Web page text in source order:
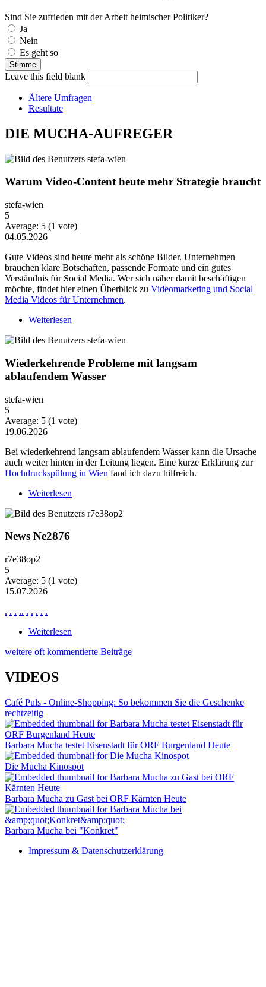
Sind Sie zufrieden mit der Arbeit heimischer Politiker?
Auswahlmöglichkeiten
Ja
Nein
Es geht so
Leave this field blank
Ältere Umfragen
Resultate
DIE MUCHA-AUFREGER
Warum Video-Content heute mehr Strategie braucht
stefa-wien
5
Average: 5 (1 vote)
04.05.2026
Gute Videos sind heute mehr als schöne Bilder. Unternehmen
brauchen klare Botschaften, passende Formate und ein gutes
Verständnis für Social Media. Wer sich näher damit beschäftigen
möchte, findet hier einen Überblick zu Videomarketing und Social
Media Videos für Unternehmen.
Weiterlesen
Wiederkehrende Probleme mit langsam
ablaufendem Wasser
stefa-wien
5
Average: 5 (1 vote)
19.06.2026
Bei wiederkehrend langsam ablaufendem Wasser kann die Ursache
auch weiter hinten in der Leitung liegen. Eine kurze Erklärung zur
Hochdruckspülung in Wien fand ich dazu hilfreich.
Weiterlesen
News Ne2876
r7e38op2
5
Average: 5 (1 vote)
15.07.2026
. . . .. . . . . .
Weiterlesen
weitere oft kommentierte Beiträge
VIDEOS
Café Puls - Online-Shopping: So bekommen Sie die Geschenke
rechtzeitig
Barbara Mucha testet Eisenstadt für ORF Burgenland Heute
Die Mucha Kinospot
Barbara Mucha zu Gast bei ORF Kärnten Heute
Barbara Mucha bei "Konkret"
Impressum & Datenschutzerklärung